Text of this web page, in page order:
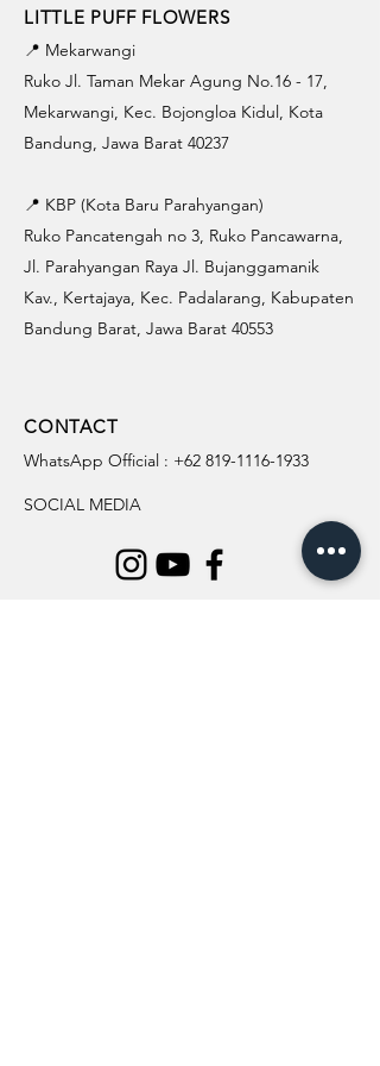
LITTLE PUFF FLOWERS
📍 Mekarwangi
Ruko Jl. Taman Mekar Agung No.16 - 17,
Mekarwangi, Kec. Bojongloa Kidul, Kota
Bandung, Jawa Barat 40237
📍 KBP (Kota Baru Parahyangan)
Ruko Pancatengah no 3, Ruko Pancawarna,
Jl. Parahyangan Raya Jl. Bujanggamanik
Kav., Kertajaya, Kec. Padalarang, Kabupaten
Bandung Barat, Jawa Barat 40553
CONTACT
WhatsApp Official : +62 819-1116-1933
SOCIAL MEDIA